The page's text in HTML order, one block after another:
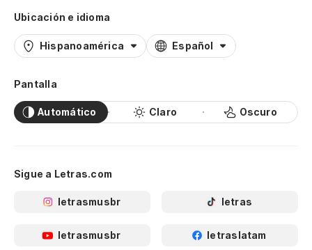
Ubicación e idioma
Hispanoamérica Español
Pantalla
Automático Claro Oscuro
Sigue a Letras.com
letrasmusbr letras
letrasmusbr letraslatam